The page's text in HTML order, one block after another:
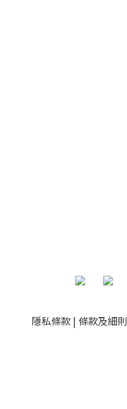
隱私條款 | 條款及細則